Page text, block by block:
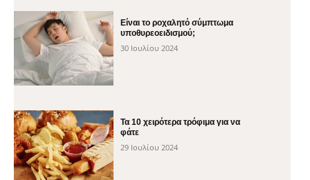
Είναι το ροχαλητό σύμπτωμα
υποθυρεοειδισμού;
30 Ιουλίου 2024
Τα 10 χειρότερα τρόφιμα για να
φάτε
29 Ιουλίου 2024